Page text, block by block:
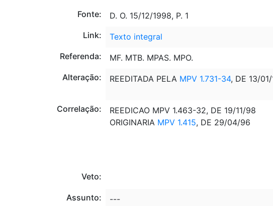
Fonte:
D. O. 15/12/1998, P. 1
Link:
Texto integral
Referenda:
MF. MTB. MPAS. MPO.
Alteração:
REEDITADA PELA MPV 1.731-34, DE 13/
Correlação:
REEDICAO MPV 1.463-32, DE 19/11/98
ORIGINARIA MPV 1.415, DE 29/04/96
Veto:
Assunto: ---